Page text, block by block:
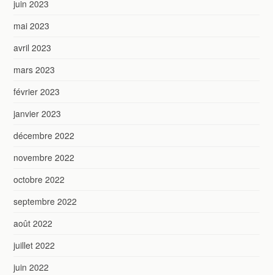
juin 2023
mai 2023
avril 2023
mars 2023
février 2023
janvier 2023
décembre 2022
novembre 2022
octobre 2022
septembre 2022
août 2022
juillet 2022
juin 2022